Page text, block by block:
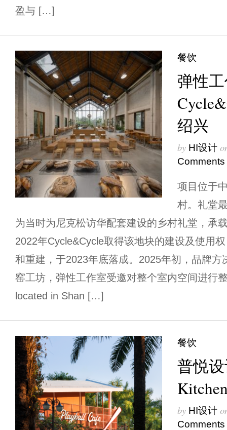
盈与 […]
餐饮
弹性
绍兴
by HI设计
Comments
项目位于
村。礼堂
为当时为尼克松访华配套建设的乡村礼堂，承
2022年Cycle&Cycle取得该地块的建设及使用
和重建，于2023年底落成。2025年初，品牌方
窑工坊，弹性工作室受邀对整个室内空间进行
located in Shan […]
餐饮
普悦设
by HI设计
Comments